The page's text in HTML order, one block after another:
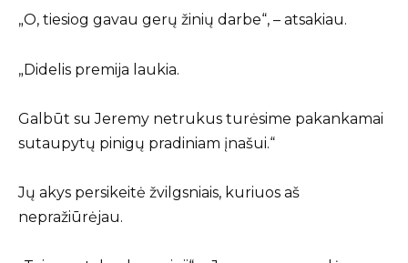
„O, tiesiog gavau gerų žinių darbe“, – atsakiau.
„Didelis premija laukia.
Galbūt su Jeremy netrukus turėsime pakankamai
sutaupytų pinigų pradiniam įnašui.“
Jų akys persikeitė žvilgsniais, kuriuos aš
nepražiūrėjau.